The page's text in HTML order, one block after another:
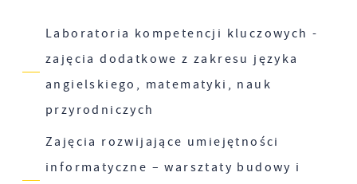
Laboratoria kompetencji kluczowych -
zajęcia dodatkowe z zakresu języka
angielskiego, matematyki, nauk
przyrodniczych
Zajęcia rozwijające umiejętności
informatyczne – warsztaty budowy i